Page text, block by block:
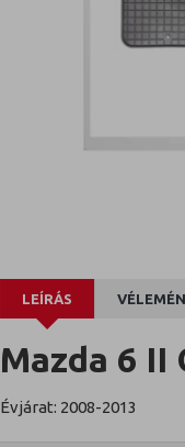
LEÍRÁS
Mazda 6
Évjárat: 2008-2013